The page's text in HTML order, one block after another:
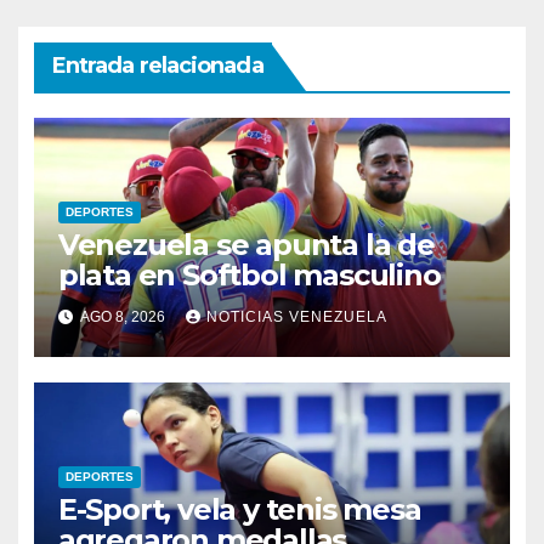
Entrada relacionada
DEPORTES
Venezuela se apunta la de
plata en Softbol masculino
AGO 8, 2026 NOTICIAS VENEZUELA
DEPORTES
E-Sport, vela y tenis mesa